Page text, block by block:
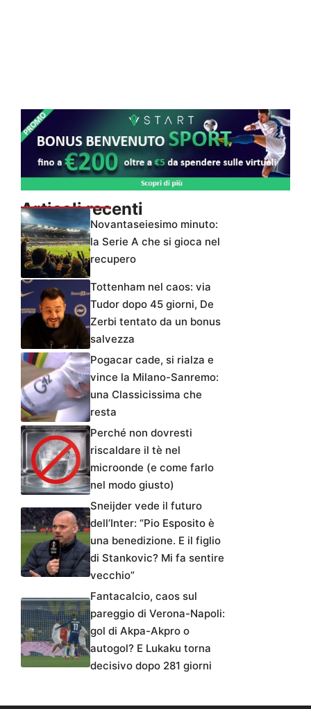
Articoli recenti
Novantaseiesimo minuto:
la Serie A che si gioca nel
recupero
Tottenham nel caos: via
Tudor dopo 45 giorni, De
Zerbi tentato da un bonus
salvezza
Pogacar cade, si rialza e
vince la Milano-Sanremo:
una Classicissima che
resta
Perché non dovresti
riscaldare il tè nel
microonde (e come farlo
nel modo giusto)
Sneijder vede il futuro
dell’Inter: “Pio Esposito è
una benedizione. E il figlio
di Stankovic? Mi fa sentire
vecchio”
Fantacalcio, caos sul
pareggio di Verona-Napoli:
gol di Akpa-Akpro o
autogol? E Lukaku torna
decisivo dopo 281 giorni